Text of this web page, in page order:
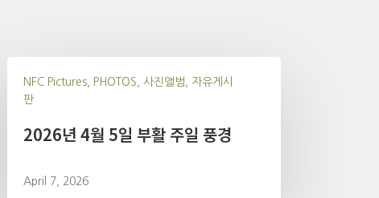
NFC Pictures, PHOTOS, 사진앨범, 자유게시
판
2026년 4월 5일 부활 주일 풍경
April 7, 2026